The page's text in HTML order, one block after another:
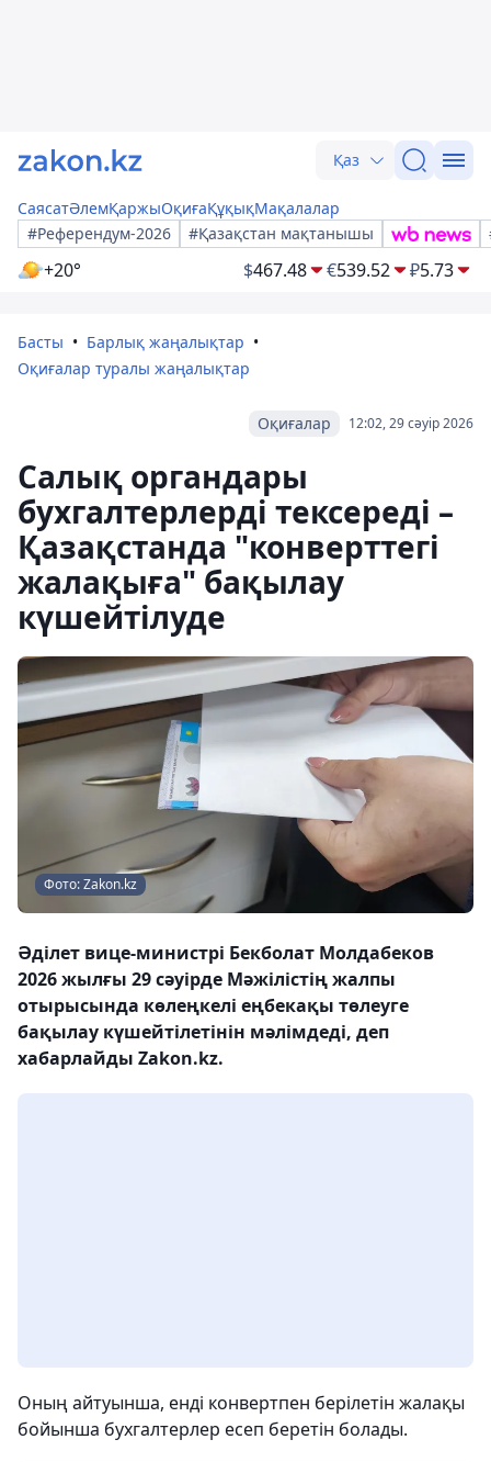
Қаз
СаясатӘлемҚаржыОқиғаҚұқықМақалалар
#Референдум-2026
#Қазақстан мақтанышы
+20° $467.48 €539.52 ₽5.73
Басты
Барлық жаңалықтар
Оқиғалар туралы жаңалықтар
12:02, 29 сәуір 2026
Оқиғалар
Салық органдары
бухгалтерлерді тексереді –
Қазақстанда "конверттегі
жалақыға" бақылау
күшейтілуде
Фото: Zakon.kz
Әділет вице-министрі Бекболат Молдабеков
2026 жылғы 29 сәуірде Мәжілістің жалпы
отырысында көлеңкелі еңбекақы төлеуге
бақылау күшейтілетінін мәлімдеді, деп
хабарлайды Zakon.kz.
Оның айтуынша, енді конвертпен берілетін жалақы
бойынша бухгалтерлер есеп беретін болады.